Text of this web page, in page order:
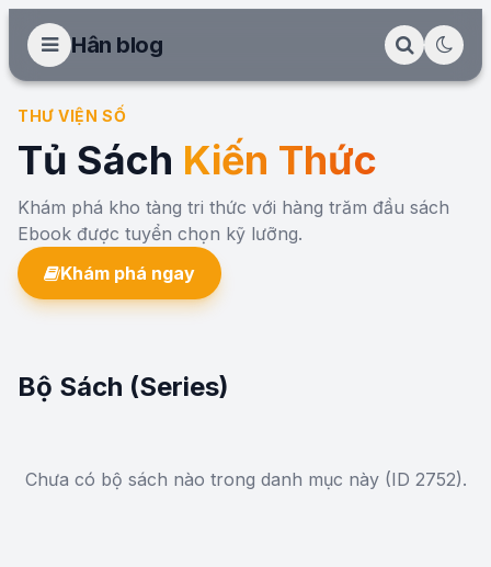
Hân blog
THƯ VIỆN SỐ
Tủ Sách Kiến Thức
Khám phá kho tàng tri thức với hàng trăm đầu sách
Ebook được tuyển chọn kỹ lưỡng.
Khám phá ngay
Bộ Sách (Series)
Chưa có bộ sách nào trong danh mục này (ID 2752).